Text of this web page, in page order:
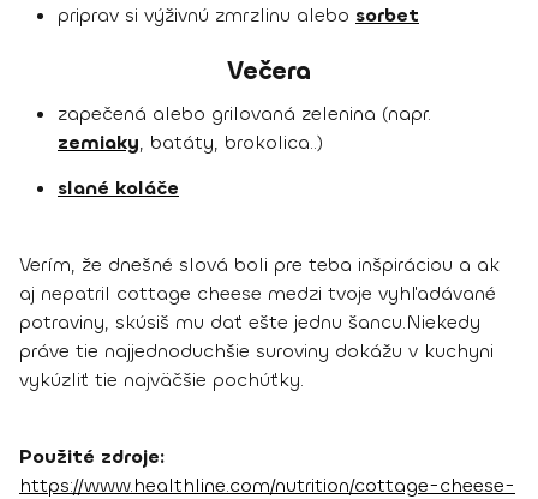
priprav si výživnú zmrzlinu alebo sorbet
Večera
zapečená alebo grilovaná zelenina (napr.
zemiaky, batáty, brokolica..)
slané koláče
Verím, že dnešné slová boli pre teba inšpiráciou a ak
aj nepatril cottage cheese medzi tvoje vyhľadávané
potraviny, skúsiš mu dať ešte jednu šancu.Niekedy
práve tie najjednoduchšie suroviny dokážu v kuchyni
vykúzliť tie najväčšie pochúťky.
Použité zdroje:
https://www.healthline.com/nutrition/cottage-cheese-